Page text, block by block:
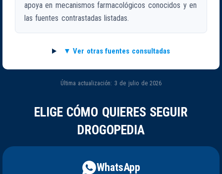
apoya en mecanismos farmacológicos conocidos y en
las fuentes contrastadas listadas.
Ver otras fuentes consultadas
Última actualización: 3 de julio de 2026
ELIGE CÓMO QUIERES SEGUIR
DROGOPEDIA
WhatsApp